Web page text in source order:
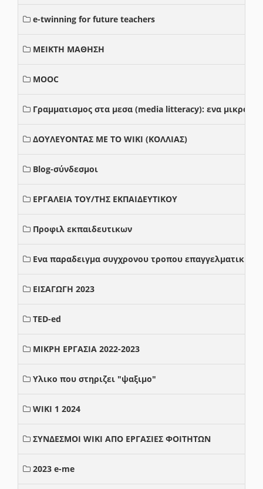
e-twinning for future teachers
ΜΕΙΚΤΗ ΜΑΘΗΣΗ
MOOC
Γραμματισμος στα μεσα (media litteracy): ενα μικρο
ΔΟΥΛΕΥΟΝΤΑΣ ΜΕ ΤΟ WIKI (ΚΟΛΛΙΑΣ)
Blog-σύνδεσμοι
ΕΡΓΑΛΕΙΑ ΤΟΥ/ΤΗΣ ΕΚΠΑΙΔΕΥΤΙΚΟΥ
Προφιλ εκπαιδευτικων
Ενα παραδειγμα συγχρονου τροπου επαγγελματικης
ΕΙΣΑΓΩΓΗ 2023
TED-ed
ΜΙΚΡΗ ΕΡΓΑΣΙΑ 2022-2023
Υλικο που στηριζει "ψαξιμο"
WIKI 1 2024
ΣΥΝΔΕΣΜΟΙ WIKI ΑΠΟ ΕΡΓΑΣΙΕΣ ΦΟΙΤΗΤΩΝ
2023 e-me